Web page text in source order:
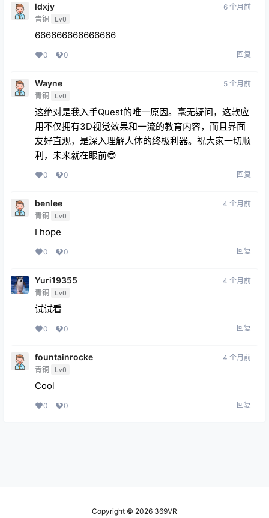
ldxjy
青铜 Lv0
6 个月前
666666666666666
0 0 回复
Wayne
青铜 Lv0
5 个月前
这绝对是我入手Quest的唯一原因。毫无疑问，这款应
用不仅拥有3D视觉效果和一流的教育内容，而且界面
友好直观，是深入理解人体的终极利器。祝大家一切顺
利，未来就在眼前😎
0 0 回复
benlee
青铜 Lv0
4 个月前
I hope
0 0 回复
Yuri19355
青铜 Lv0
4 个月前
试试看
0 0 回复
fountainrocke
青铜 Lv0
4 个月前
Cool
0 0 回复
Copyright © 2026 369VR